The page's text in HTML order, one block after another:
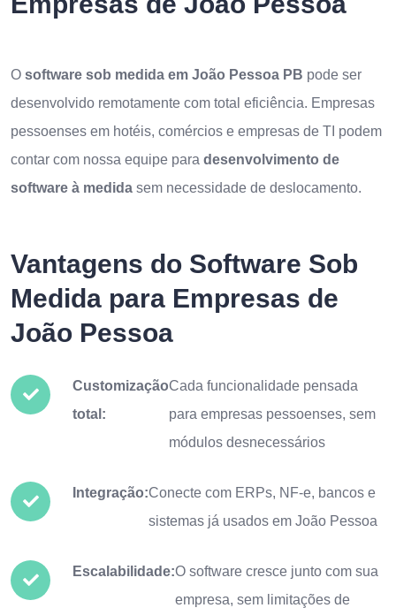
O software sob medida em João Pessoa PB pode ser
desenvolvido remotamente com total eficiência. Empresas
pessoenses em hotéis, comércios e empresas de TI podem
contar com nossa equipe para desenvolvimento de
software à medida sem necessidade de deslocamento.
Vantagens do Software Sob
Medida para Empresas de
João Pessoa
Customização
total:
Cada funcionalidade pensada
para empresas pessoenses, sem
módulos desnecessários
Integração:Conecte com ERPs, NF-e, bancos e
sistemas já usados em João Pessoa
Escalabilidade:O software cresce junto com sua
empresa, sem limitações de